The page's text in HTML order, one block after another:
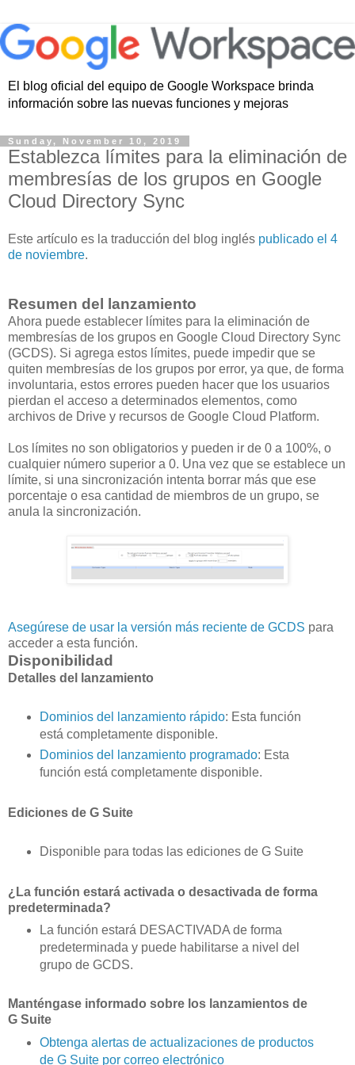
El blog oficial del equipo de Google Workspace brinda
información sobre las nuevas funciones y mejoras
Sunday, November 10, 2019
Establezca límites para la eliminación de
membresías de los grupos en Google
Cloud Directory Sync
Este artículo es la traducción del blog inglés publicado el 4
de noviembre.
Resumen del lanzamiento
Ahora puede establecer límites para la eliminación de
membresías de los grupos en Google Cloud Directory Sync
(GCDS). Si agrega estos límites, puede impedir que se
quiten membresías de los grupos por error, ya que, de forma
involuntaria, estos errores pueden hacer que los usuarios
pierdan el acceso a determinados elementos, como
archivos de Drive y recursos de Google Cloud Platform.
Los límites no son obligatorios y pueden ir de 0 a 100%, o
cualquier número superior a 0. Una vez que se establece un
límite, si una sincronización intenta borrar más que ese
porcentaje o esa cantidad de miembros de un grupo, se
anula la sincronización.
Asegúrese de usar la versión más reciente de GCDS para
acceder a esta función.
Disponibilidad
Detalles del lanzamiento
Dominios del lanzamiento rápido: Esta función
está completamente disponible.
Dominios del lanzamiento programado: Esta
función está completamente disponible.
Ediciones de G Suite
Disponible para todas las ediciones de G Suite
¿La función estará activada o desactivada de forma
predeterminada?
La función estará DESACTIVADA de forma
predeterminada y puede habilitarse a nivel del
grupo de GCDS.
Manténgase informado sobre los lanzamientos de
G Suite
Obtenga alertas de actualizaciones de productos
de G Suite por correo electrónico